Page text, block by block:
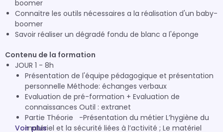
boomer
Connaitre les outils nécessaires a la réalisation d'un baby-
boomer
Savoir réaliser un dégradé fondu de blanc a l'éponge
Contenu de la formation
JOUR 1 - 8h
Présentation de l'équipe pédagogique et présentation
personnelle Méthode: échanges verbaux
Evaluation de pré-formation + Evaluation de
connaissances Outil : extranet
Partie Théorie -Présentation du métier L’hygiène du
matériel et la sécurité liées à l’activité ; Le matériel
Voir plus